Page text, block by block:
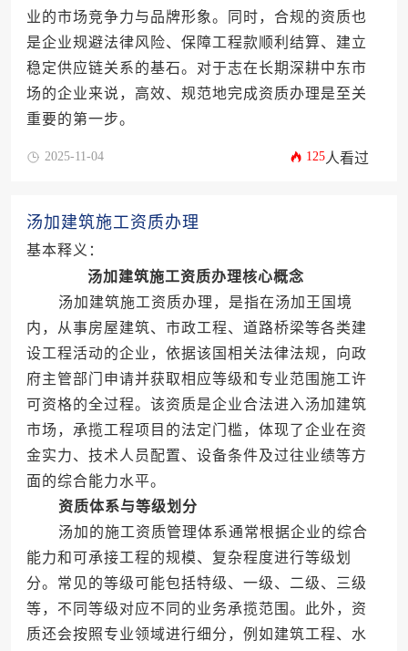
业的市场竞争力与品牌形象。同时，合规的资质也
是企业规避法律风险、保障工程款顺利结算、建立
稳定供应链关系的基石。对于志在长期深耕中东市
场的企业来说，高效、规范地完成资质办理是至关
重要的第一步。
2025-11-04 125人看过
汤加建筑施工资质办理
基本释义：
汤加建筑施工资质办理核心概念
汤加建筑施工资质办理，是指在汤加王国境
内，从事房屋建筑、市政工程、道路桥梁等各类建
设工程活动的企业，依据该国相关法律法规，向政
府主管部门申请并获取相应等级和专业范围施工许
可资格的全过程。该资质是企业合法进入汤加建筑
市场，承揽工程项目的法定门槛，体现了企业在资
金实力、技术人员配置、设备条件及过往业绩等方
面的综合能力水平。
资质体系与等级划分
汤加的施工资质管理体系通常根据企业的综合
能力和可承接工程的规模、复杂程度进行等级划
分。常见的等级可能包括特级、一级、二级、三级
等，不同等级对应不同的业务承揽范围。此外，资
质还会按照专业领域进行细分，例如建筑工程、水